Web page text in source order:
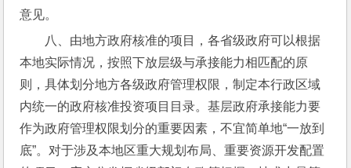
意见。
八、由地方政府核准的项目，各省级政府可以根据
本地实际情况，按照下放层级与承接能力相匹配的原
则，具体划分地方各级政府管理权限，制定本行政区域
内统一的政府核准投资项目目录。基层政府承接能力要
作为政府管理权限划分的重要因素，不宜简单地“一放到
底”。对于涉及本地区重大规划布局、重要资源开发配置